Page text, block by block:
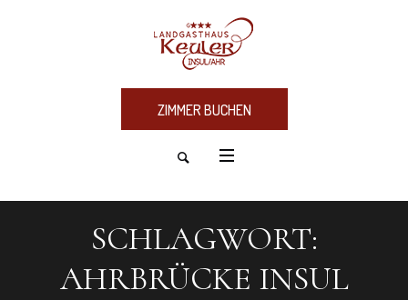
ZIMMER BUCHEN
SCHLAGWORT:
AHRBRÜCKE INSUL